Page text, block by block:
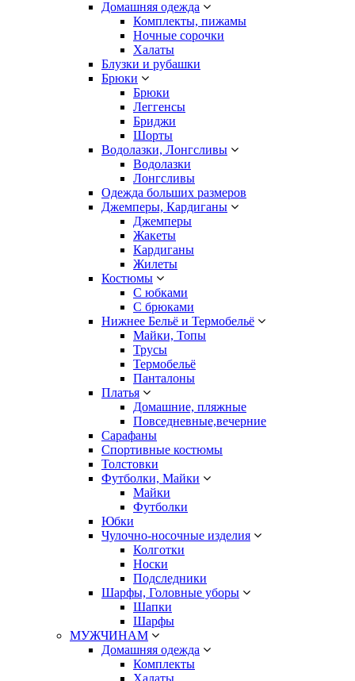
Домашняя одежда
Комплекты, пижамы
Ночные сорочки
Халаты
Блузки и рубашки
Брюки
Брюки
Леггенсы
Бриджи
Шорты
Водолазки, Лонгсливы
Водолазки
Лонгсливы
Одежда больших размеров
Джемперы, Кардиганы
Джемперы
Жакеты
Кардиганы
Жилеты
Костюмы
С юбками
С брюками
Нижнее Бельё и Термобельё
Майки, Топы
Трусы
Термобельё
Панталоны
Платья
Домашние, пляжные
Повседневные,вечерние
Сарафаны
Спортивные костюмы
Толстовки
Футболки, Майки
Майки
Футболки
Юбки
Чулочно-носочные изделия
Колготки
Носки
Подследники
Шарфы, Головные уборы
Шапки
Шарфы
МУЖЧИНАМ
Домашняя одежда
Комплекты
Халаты